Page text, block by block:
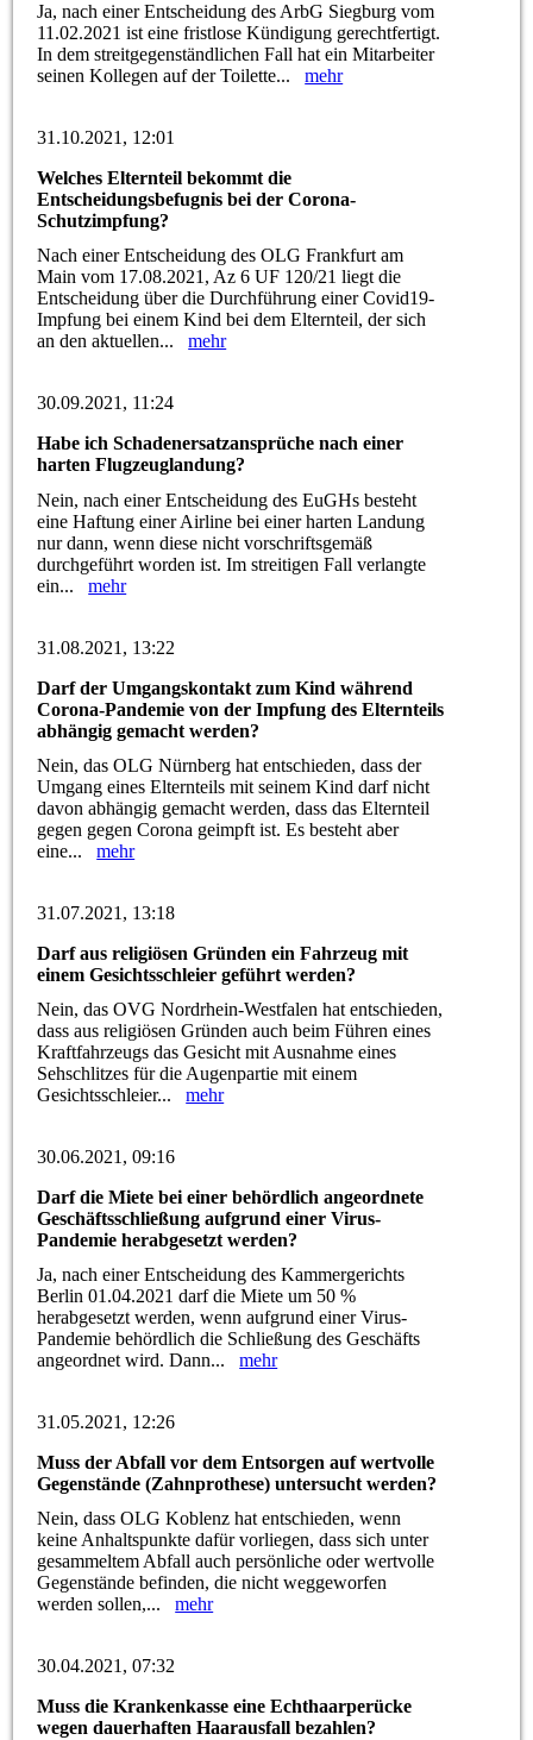
Ja, nach einer Entscheidung des ArbG Siegburg vom
11.02.2021 ist eine fristlose Kündigung gerechtfertigt.
In dem streitgegenständlichen Fall hat ein Mitarbeiter
seinen Kollegen auf der Toilette...mehr
31.10.2021, 12:01
Welches Elternteil bekommt die
Entscheidungsbefugnis bei der Corona-
Schutzimpfung?
Nach einer Entscheidung des OLG Frankfurt am
Main vom 17.08.2021, Az 6 UF 120/21 liegt die
Entscheidung über die Durchführung einer Covid19-
Impfung bei einem Kind bei dem Elternteil, der sich
an den aktuellen...mehr
30.09.2021, 11:24
Habe ich Schadenersatzansprüche nach einer
harten Flugzeuglandung?
Nein, nach einer Entscheidung des EuGHs besteht
eine Haftung einer Airline bei einer harten Landung
nur dann, wenn diese nicht vorschriftsgemäß
durchgeführt worden ist. Im streitigen Fall verlangte
ein...mehr
31.08.2021, 13:22
Darf der Umgangskontakt zum Kind während
Corona-Pandemie von der Impfung des Elternteils
abhängig gemacht werden?
Nein, das OLG Nürnberg hat entschieden, dass der
Umgang eines Elternteils mit seinem Kind darf nicht
davon abhängig gemacht werden, dass das Elternteil
gegen gegen Corona geimpft ist. Es besteht aber
eine...mehr
31.07.2021, 13:18
Darf aus religiösen Gründen ein Fahrzeug mit
einem Gesichtsschleier geführt werden?
Nein, das OVG Nordrhein-Westfalen hat entschieden,
dass aus religiösen Gründen auch beim Führen eines
Kraftfahrzeugs das Gesicht mit Ausnahme eines
Sehschlitzes für die Augenpartie mit einem
Gesichtsschleier...mehr
30.06.2021, 09:16
Darf die Miete bei einer behördlich angeordnete
Geschäftsschließung aufgrund einer Virus-
Pandemie herabgesetzt werden?
Ja, nach einer Entscheidung des Kammergerichts
Berlin 01.04.2021 darf die Miete um 50 %
herabgesetzt werden, wenn aufgrund einer Virus-
Pandemie behördlich die Schließung des Geschäfts
angeordnet wird. Dann...mehr
31.05.2021, 12:26
Muss der Abfall vor dem Entsorgen auf wertvolle
Gegenstände (Zahnprothese) untersucht werden?
Nein, dass OLG Koblenz hat entschieden, wenn
keine Anhaltspunkte dafür vorliegen, dass sich unter
gesammeltem Abfall auch persönliche oder wertvolle
Gegenstände befinden, die nicht weggeworfen
werden sollen,...mehr
30.04.2021, 07:32
Muss die Krankenkasse eine Echthaarperücke
wegen dauerhaften Haarausfall bezahlen?